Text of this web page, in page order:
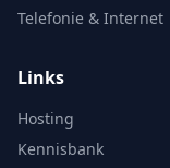
Telefonie & Internet
Links
Hosting
Kennisbank